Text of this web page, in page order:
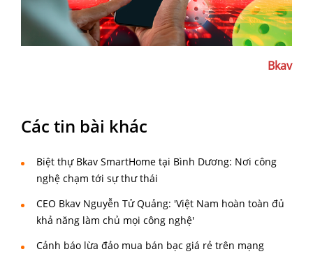
Bkav
Các tin bài khác
Biệt thự Bkav SmartHome tại Bình Dương: Nơi công
nghệ chạm tới sự thư thái
CEO Bkav Nguyễn Tử Quảng: 'Việt Nam hoàn toàn đủ
khả năng làm chủ mọi công nghệ'
Cảnh báo lừa đảo mua bán bạc giá rẻ trên mạng